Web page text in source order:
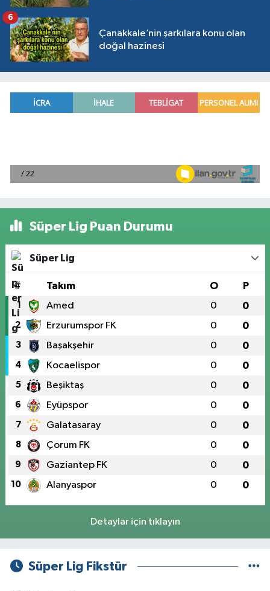
Çanakkale’nin şarkılara konu olan
doğal hazinesi
6
Süper Lig Puan Durumu
Süper Lig
# Takım O P
1 Amed 0 0
2 Erzurumspor FK 0 0
3 Başakşehir 0 0
4 Kocaelispor 0 0
5 Beşiktaş 0 0
6 Eyüpspor 0 0
7 Galatasaray 0 0
8 Çorum FK 0 0
9 Gaziantep FK 0 0
10 Alanyaspor 0 0
Detaylar için tıklayın
Süper Lig Fikstür